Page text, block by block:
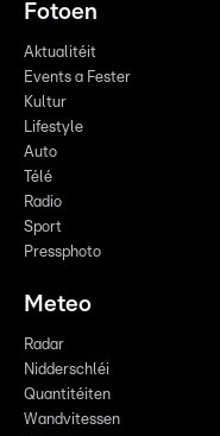
Fotoen
Aktualitéit
Events a Fester
Kultur
Lifestyle
Auto
Télé
Radio
Sport
Pressphoto
Meteo
Radar
Nidderschléi
Quantitéiten
Wandvitessen